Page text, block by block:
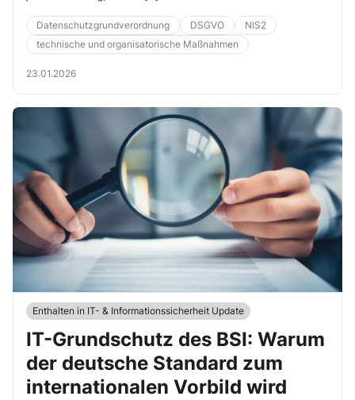
Datenschutzgrundverordnung DSGVO
NIS2
technische und organisatorische Maßnahmen
23.01.2026
Enthalten in IT- & Informationssicherheit Update
IT-Grundschutz des BSI: Warum
der deutsche Standard zum
internationalen Vorbild wird